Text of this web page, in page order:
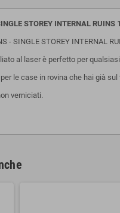
STOREY INTERNAL
- SINGLE STOREY INTERNAL
al laser è perfetto per
le case in rovina che hai già
verniciati.